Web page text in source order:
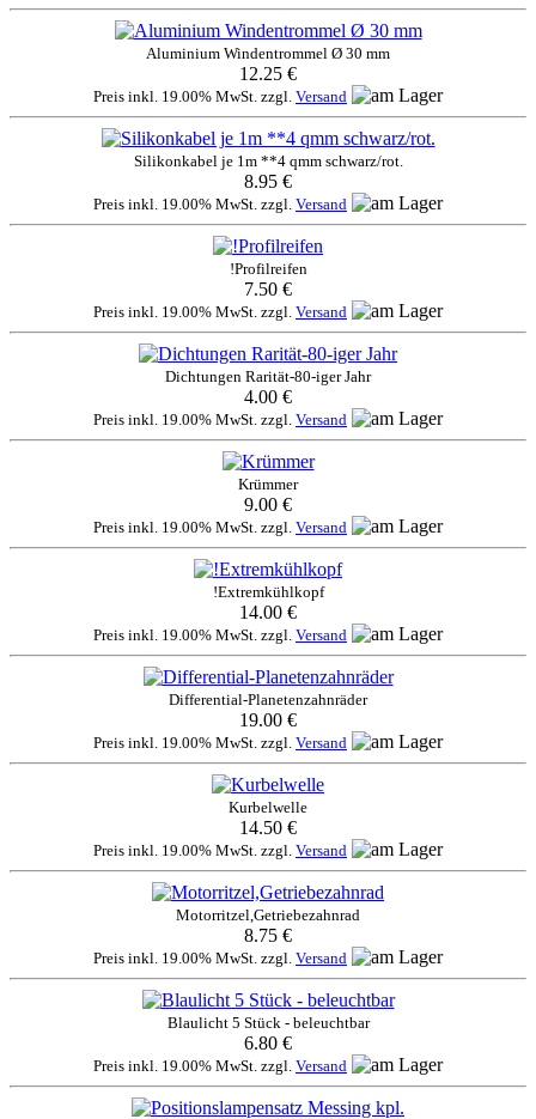
Aluminium Windentrommel Ø 30 mm
12.25 €
Preis inkl. 19.00% MwSt. zzgl. Versand
Silikonkabel je 1m **4 qmm schwarz/rot.
8.95 €
Preis inkl. 19.00% MwSt. zzgl. Versand
!Profilreifen
7.50 €
Preis inkl. 19.00% MwSt. zzgl. Versand
Dichtungen Rarität-80-iger Jahr
4.00 €
Preis inkl. 19.00% MwSt. zzgl. Versand
Krümmer
9.00 €
Preis inkl. 19.00% MwSt. zzgl. Versand
!Extremkühlkopf
14.00 €
Preis inkl. 19.00% MwSt. zzgl. Versand
Differential-Planetenzahnräder
19.00 €
Preis inkl. 19.00% MwSt. zzgl. Versand
Kurbelwelle
14.50 €
Preis inkl. 19.00% MwSt. zzgl. Versand
Motorritzel,Getriebezahnrad
8.75 €
Preis inkl. 19.00% MwSt. zzgl. Versand
Blaulicht 5 Stück - beleuchtbar
6.80 €
Preis inkl. 19.00% MwSt. zzgl. Versand